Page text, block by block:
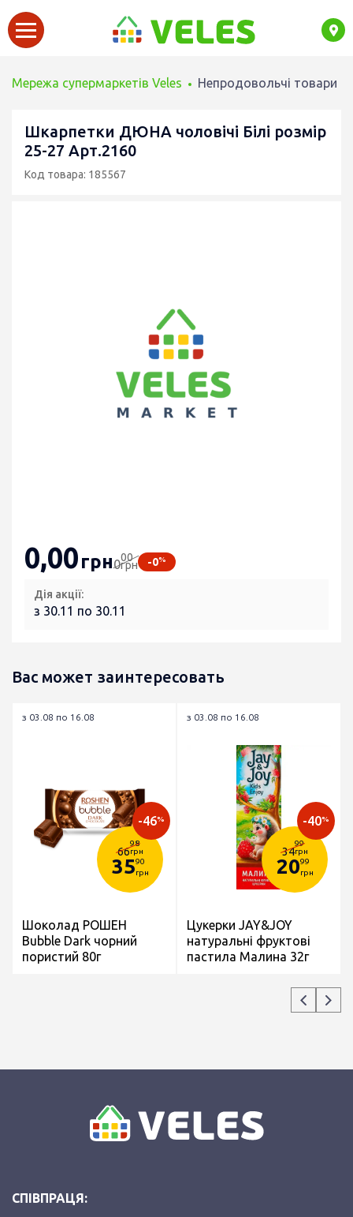
Мережа супермаркетів Veles Непродовольчі товари
Шкарпетки ДЮНА чоловічі Білі розмір
25-27 Арт.2160
Код товара: 185567
0,00грн000
грн -0%
Дія акції:
з 30.11 по 30.11
Вас может заинтересовать
з 03.08 по 16.08
66
98
грн
3590
грн
-46%
Шоколад РОШЕН
Bubble Dark чорний
пористий 80г
з 03.08 по 16.08
34
99
грн
2099
грн
-40%
Цукерки JAY&JOY
натуральні фруктові
пастила Малина 32г
СПІВПРАЦЯ: